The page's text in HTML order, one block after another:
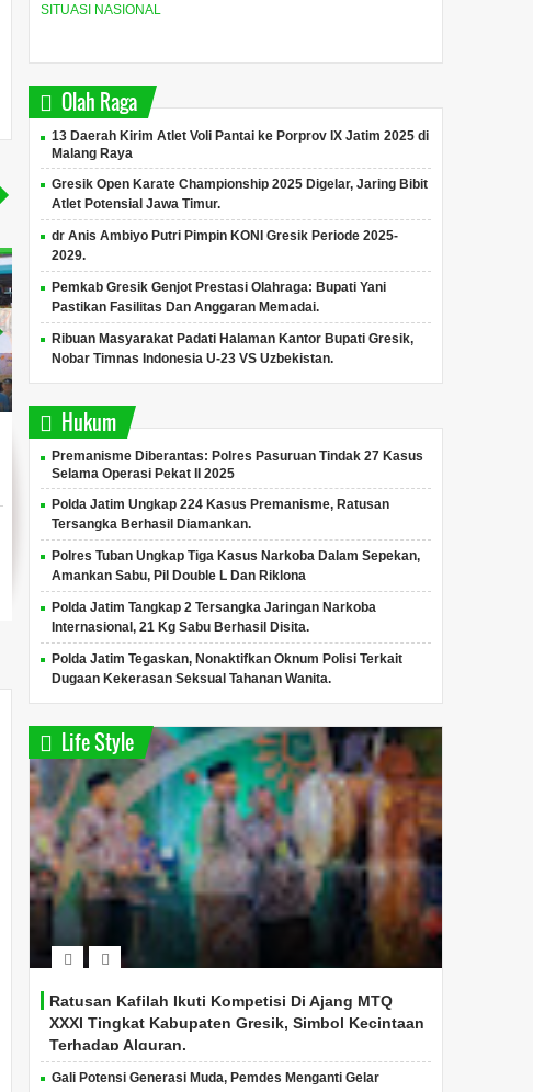
Dibuka, Pemkab Gresik
Dorong Budaya Inovasi
Di Tengah Keterbatasan
Anggaran.
Gresik, infojatim.com - Berani
Transparan Mengungkap
Membantu Yang Belum
Terungkap.Gresik Innovation...
Azis Anggota Komisi
Reformasi Polri, Kembali
Mengabdi untuk Negeri.
Transparan Mengungkap
Membantu Yang Belum
Terungkap.Presiden
Prabowo...
SITUASI NASIONAL
Olah Raga
13 Daerah Kirim Atlet Voli Pantai ke Porprov IX Jatim 2025 di
Malang Raya
Gresik Open Karate Championship 2025 Digelar, Jaring Bibit
Atlet Potensial Jawa Timur.
dr Anis Ambiyo Putri Pimpin KONI Gresik Periode 2025-
2029.
Pemkab Gresik Genjot Prestasi Olahraga: Bupati Yani
Pastikan Fasilitas Dan Anggaran Memadai.
Ribuan Masyarakat Padati Halaman Kantor Bupati Gresik,
Nobar Timnas Indonesia U-23 VS Uzbekistan.
Hukum
Premanisme Diberantas: Polres Pasuruan Tindak 27 Kasus
Selama Operasi Pekat II 2025
Polda Jatim Ungkap 224 Kasus Premanisme, Ratusan
Tersangka Berhasil Diamankan.
Polres Tuban Ungkap Tiga Kasus Narkoba Dalam Sepekan,
Amankan Sabu, Pil Double L Dan Riklona
Polda Jatim Tangkap 2 Tersangka Jaringan Narkoba
Internasional, 21 Kg Sabu Berhasil Disita.
Polda Jatim Tegaskan, Nonaktifkan Oknum Polisi Terkait
Dugaan Kekerasan Seksual Tahanan Wanita.
Life Style
Ratusan Kafilah Ikuti Kompetisi Di Ajang MTQ
XXXI Tingkat Kabupaten Gresik, Simbol Kecintaan
Terhadap Alquran.
Gali Potensi Generasi Muda, Pemdes Menganti Gelar